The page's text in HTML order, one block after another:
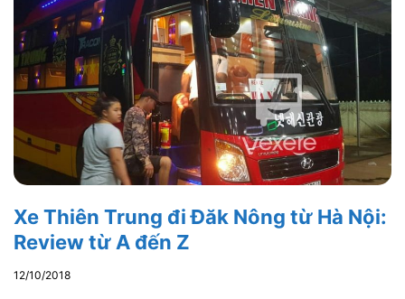
Xe Thiên Trung đi Đăk Nông từ Hà Nội:
Review từ A đến Z
12/10/2018